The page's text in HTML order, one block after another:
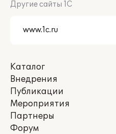
Другие сайты 1С
Каталог
Внедрения
Публикации
Мероприятия
Партнеры
Форум